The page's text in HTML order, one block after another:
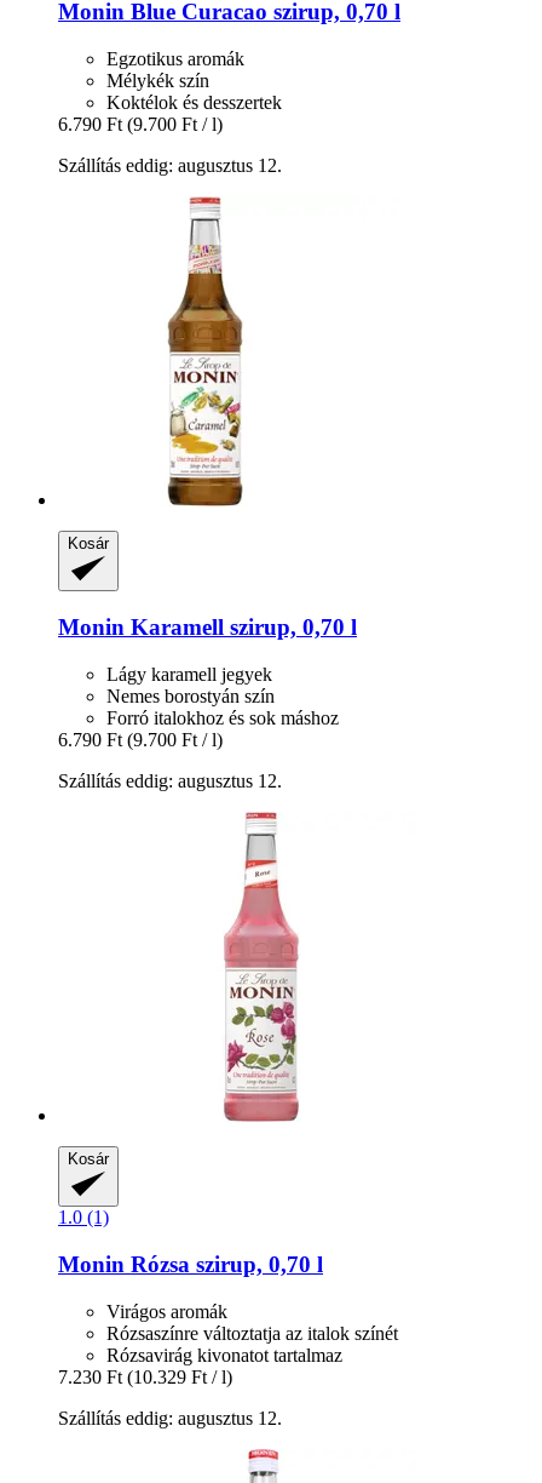
Monin Blue Curacao szirup, 0,70 l
Egzotikus aromák
Mélykék szín
Koktélok és desszertek
6.790 Ft (9.700 Ft / l)
Szállítás eddig: augusztus 12.
Kosár
Monin Karamell szirup, 0,70 l
Lágy karamell jegyek
Nemes borostyán szín
Forró italokhoz és sok máshoz
6.790 Ft (9.700 Ft / l)
Szállítás eddig: augusztus 12.
Kosár
1.0 (1)
Monin Rózsa szirup, 0,70 l
Virágos aromák
Rózsaszínre változtatja az italok színét
Rózsavirág kivonatot tartalmaz
7.230 Ft (10.329 Ft / l)
Szállítás eddig: augusztus 12.